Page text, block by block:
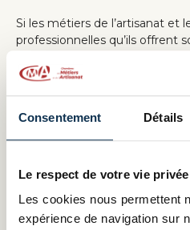
Consentement Détails
Le respect de votre vie
Les cookies nous permettent
expérience de navigation sur
Si les métiers de l’artisanat et
professionnelles qu’ils offrent
métiers manuels (89 %) et
s’appliquer à intégrer et
exigeants et les compétences
L’apprentissage permet de
d’acquérir de la maturité et de
financièrement (89%). Il
insertion professionnelle plus